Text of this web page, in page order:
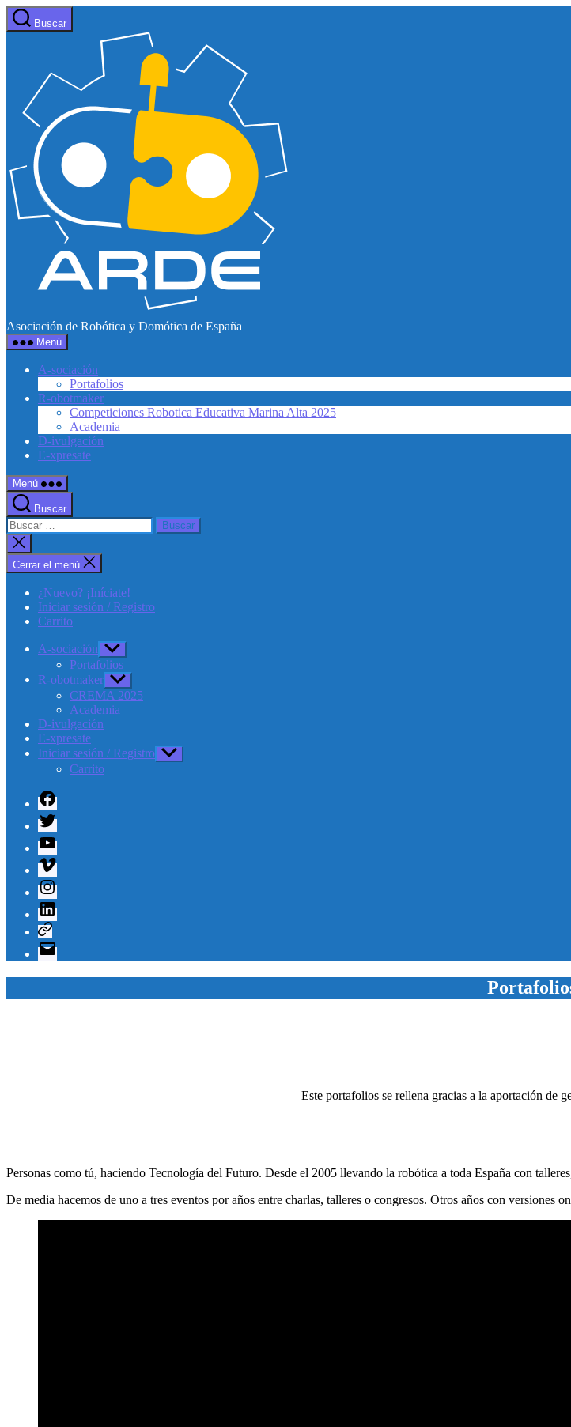
Saltar
al
Buscar
Asociación de Robótica y Domótica de España
Menú
A-sociación
Portafolios
R-obotmaker
Competiciones Robotica Educativa Marina Alta 2025
Academia
D-ivulgación
E-xpresate
Menú
Buscar
Buscar:
Cerrar
la
búsqueda
Cerrar el menú
¿Nuevo? ¡Iníciate!
Iniciar sesión / Registro
Carrito
A-sociación Mostrar
el
submenú
Portafolios
R-obotmaker Mostrar
el
submenú
CREMA 2025
Academia
D-ivulgación
E-xpresate
Iniciar sesión / Registro Mostrar
el
Carrito
Facebook
Twitter
Youtube
Vimeo
Instagram
Linkedin
Telegram
Correo
electrónico
Este portafolios se rellena gracias a la aportación de
Personas como tú, haciendo Tecnología del Futuro. Desde el 2005 llevando la robótica a toda España con
De media hacemos de uno a tres eventos por años entre charlas, talleres o congresos. Otros años con versiones